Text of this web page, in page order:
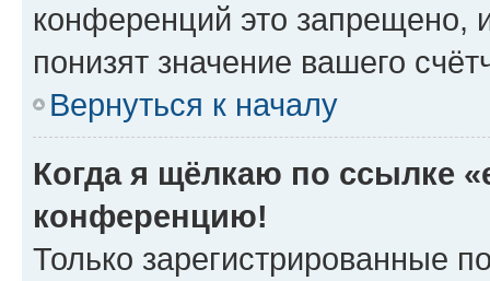
конференций это запрещено,
понизят значение вашего
Вернуться к началу
Когда я щёлкаю по ссылке
конференцию!
Только зарегистрированные